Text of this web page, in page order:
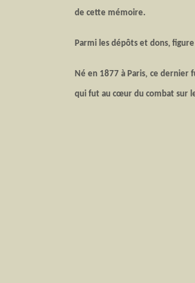
de cette mémoire.
Parmi les dépôts et dons,
Né en 1877 à Paris, ce
qui fut au cœur du combat sur